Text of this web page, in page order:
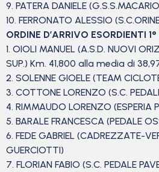
9. PATERA DANIELE
10. FERRONATO ALESSIO
ORDINE D’ARRIVO ESORDIENTI
1. OIOLI MANUEL (A.S.D. NUOVI
SUP.) Km. 41,800 alla media di
2. SOLENNE GIOELE (TEAM
3. COTTONE LORENZO (S.C.
4. RIMMAUDO LORENZO (ESPERIA
5. BARALE FRANCESCA (PEDALE
6. FEDE GABRIEL (CADREZZATE-
GUERCIOTTI)
7. FLORIAN FABIO (S.C. PEDALE